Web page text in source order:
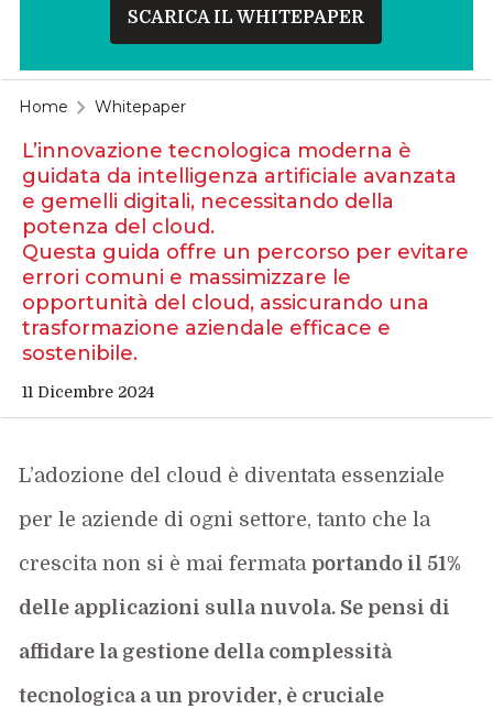
SCARICA IL WHITEPAPER
Home Whitepaper
L’innovazione tecnologica moderna è
guidata da intelligenza artificiale avanzata
e gemelli digitali, necessitando della
potenza del cloud.
Questa guida offre un percorso per evitare
errori comuni e massimizzare le
opportunità del cloud, assicurando una
trasformazione aziendale efficace e
sostenibile.
11 Dicembre 2024
L’adozione del cloud è diventata essenziale
per le aziende di ogni settore, tanto che la
crescita non si è mai fermata portando il 51%
delle applicazioni sulla nuvola. Se pensi di
affidare la gestione della complessità
tecnologica a un provider, è cruciale